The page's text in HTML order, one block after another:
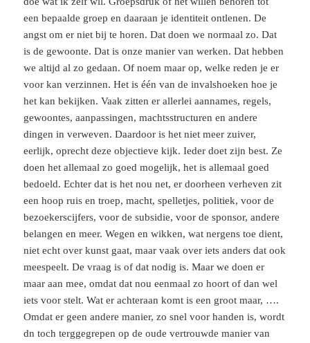
een bepaalde groep en daaraan je identiteit ontlenen. De
angst om er niet bij te horen. Dat doen we normaal zo. Dat
is de gewoonte. Dat is onze manier van werken. Dat hebben
we altijd al zo gedaan. Of noem maar op, welke reden je er
voor kan verzinnen. Het is één van de invalshoeken hoe je
het kan bekijken. Vaak zitten er allerlei aannames, regels,
gewoontes, aanpassingen, machtsstructuren en andere
dingen in verweven. Daardoor is het niet meer zuiver,
eerlijk, oprecht deze objectieve kijk. Ieder doet zijn best. Ze
doen het allemaal zo goed mogelijk, het is allemaal goed
bedoeld. Echter dat is het nou net, er doorheen verheven zit
een hoop ruis en troep, macht, spelletjes, politiek, voor de
bezoekerscijfers, voor de subsidie, voor de sponsor, andere
belangen en meer. Wegen en wikken, wat nergens toe dient,
niet echt over kunst gaat, maar vaak over iets anders dat ook
meespeelt. De vraag is of dat nodig is. Maar we doen er
maar aan mee, omdat dat nou eenmaal zo hoort of dan wel
iets voor stelt. Wat er achteraan komt is een groot maar, ….
Omdat er geen andere manier, zo snel voor handen is, wordt
dn toch terggegrepen op de oude vertrouwde manier van